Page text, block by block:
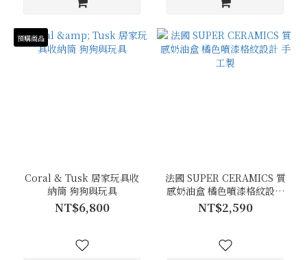
預購商品
Coral & Tusk 居家玩具收
納筒 狗狗與玩具
NT$6,800
法國 SUPER CERAMICS 質
感奶油盒 橘色噴漆格紋設計
手工製
NT$2,590